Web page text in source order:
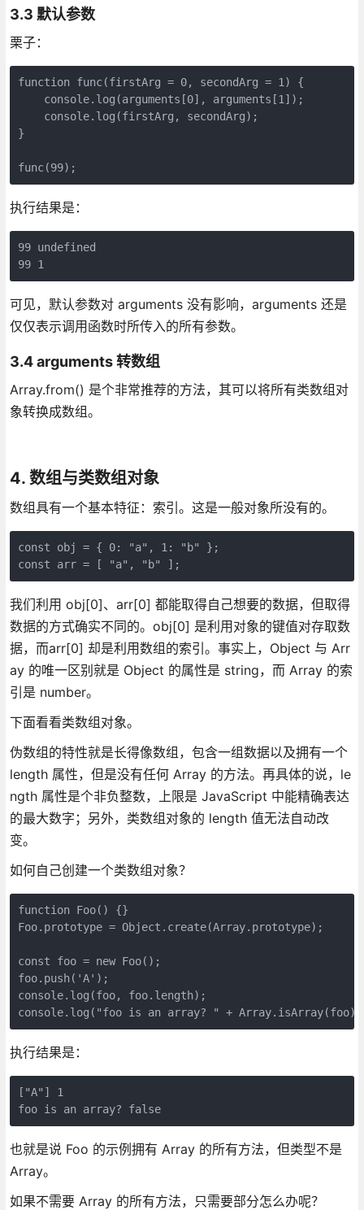
3.3 默认参数
栗子：
function func(firstArg = 0, secondArg = 1) {
    console.log(arguments[0], arguments[1]);
    console.log(firstArg, secondArg);
}
func(99);
执行结果是：
99 undefined
99 1
可见，默认参数对 arguments 没有影响，arguments 还是
仅仅表示调用函数时所传入的所有参数。
3.4 arguments 转数组
Array.from() 是个非常推荐的方法，其可以将所有类数组对
象转换成数组。
4. 数组与类数组对象
数组具有一个基本特征：索引。这是一般对象所没有的。
const obj = { 0: "a", 1: "b" };
const arr = [ "a", "b" ];
我们利用 obj[0]、arr[0] 都能取得自己想要的数据，但取得
数据的方式确实不同的。obj[0] 是利用对象的键值对存取数
据，而arr[0] 却是利用数组的索引。事实上，Object 与 Arr
ay 的唯一区别就是 Object 的属性是 string，而 Array 的索
引是 number。
下面看看类数组对象。
伪数组的特性就是长得像数组，包含一组数据以及拥有一个
length 属性，但是没有任何 Array 的方法。再具体的说，le
ngth 属性是个非负整数，上限是 JavaScript 中能精确表达
的最大数字；另外，类数组对象的 length 值无法自动改
变。
如何自己创建一个类数组对象？
function Foo() {}
Foo.prototype = Object.create(Array.prototype);
const foo = new Foo();
foo.push('A');
console.log(foo, foo.length);
console.log("foo is an array? " +
执行结果是：
["A"] 1
foo is an array? false
也就是说 Foo 的示例拥有 Array 的所有方法，但类型不是
Array。
如果不需要 Array 的所有方法，只需要部分怎么办呢？